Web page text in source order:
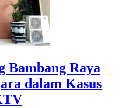
Bambang Raya
dalam Kasus